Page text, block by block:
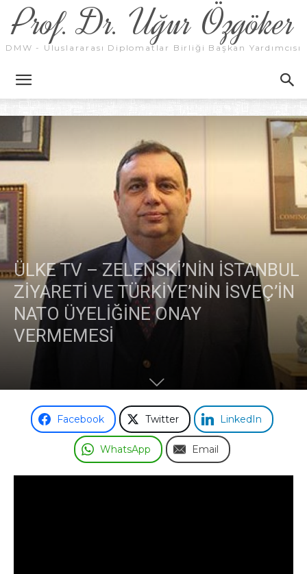
Prof. Dr. Uğur Özgöker
DMW - Uluslararası Diplomatlar Birliği Başkan Yardımcısı
ÜLKE TV – ZELENSKİ’NİN İSTANBUL
ZİYARETİ VE TÜRKİYE’NİN İSVEÇ’İN
NATO ÜYELİĞİNE ONAY
VERMEMESİ
Facebook Twitter LinkedIn
WhatsApp Email